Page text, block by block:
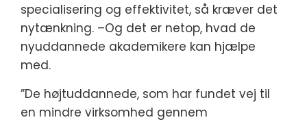
specialisering og effektivitet, så kræver det
nytænkning. –Og det er netop, hvad de
nyuddannede akademikere kan hjælpe
med.
”De højtuddannede, som har fundet vej til
en mindre virksomhed gennem